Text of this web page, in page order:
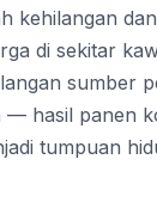
kehilangan
di sekitar
sumber
— hasil panen
tumpuan